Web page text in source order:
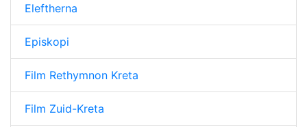
Eleftherna
Episkopi
Film Rethymnon Kreta
Film Zuid-Kreta